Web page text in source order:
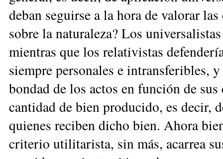
deban seguirse a la hora de valorar
sobre la naturaleza? Los
mientras que los relativistas
siempre personales e intransferibles,
bondad de los actos en función de
cantidad de bien producido, es decir,
quienes reciben dicho bien. ­Ahora
criterio utilitaris­ta, sin más, acarrea